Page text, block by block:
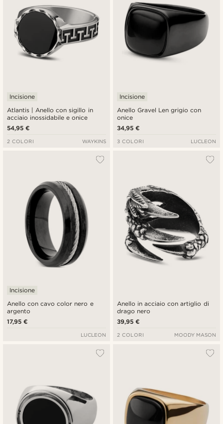
Atlantis | Anello con sigillo in
acciaio inossidabile e onice
Incisione
54,95 €
2 COLORI WAYKINS
Anello Gravel Len grigio con
onice
Incisione
34,95 €
3 COLORI LUCLEON
Anello con cavo color nero e
argento
Incisione
17,95 €
LUCLEON
Anello in acciaio con artiglio di
drago nero
39,95 €
2 COLORI MOODY MASON